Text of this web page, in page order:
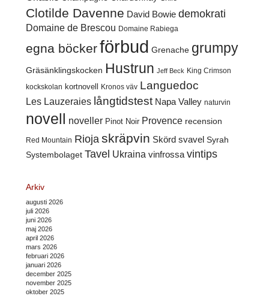
Clotilde Davenne David Bowie demokrati
Domaine de Brescou Domaine Rabiega
egna böckerförbud Grenache grumpy
Gräsänklingskocken Hustrun Jeff Beck King Crimson
kockskolan kortnovell Kronos väv Languedoc
Les Lauzeraies långtidstest Napa Valley naturvin
novell noveller Pinot Noir Provence recension
Red Mountain Rioja skräpvin Skörd svavel Syrah
Systembolaget Tavel Ukraina vinfrossa vintips
Arkiv
augusti 2026
juli 2026
juni 2026
maj 2026
april 2026
mars 2026
februari 2026
januari 2026
december 2025
november 2025
oktober 2025